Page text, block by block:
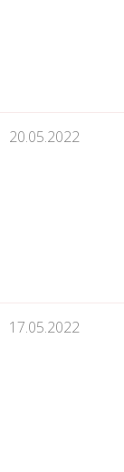
20.05.2022
17.05.2022